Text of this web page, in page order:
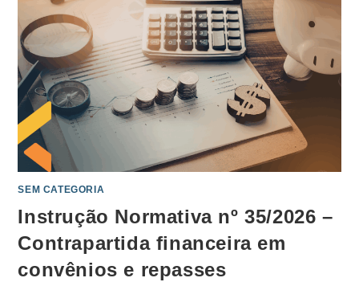
SEM CATEGORIA
Instrução Normativa nº 35/2026 –
Contrapartida financeira em
convênios e repasses